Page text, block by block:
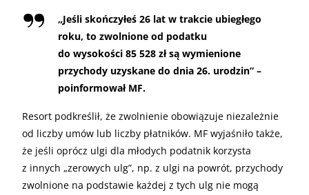
„Jeśli skończyłeś 26 lat w trakcie ubiegłego
roku, to zwolnione od podatku
do wysokości 85 528 zł są wymienione
przychody uzyskane do dnia 26. urodzin” –
poinformował MF.
Resort podkreślił, że zwolnienie obowiązuje niezależnie
od liczby umów lub liczby płatników. MF wyjaśniło także,
że jeśli oprócz ulgi dla młodych podatnik korzysta
z innych „zerowych ulg”, np. z ulgi na powrót, przychody
zwolnione na podstawie każdej z tych ulg nie mogą